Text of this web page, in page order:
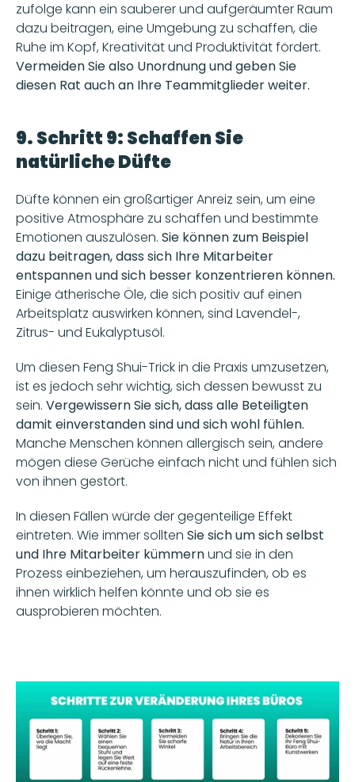
zufolge kann ein sauberer und aufgeräumter Raum
dazu beitragen, eine Umgebung zu schaffen, die
Vermeiden Sie also Unordnung und geben Sie
diesen Rat auch an Ihre Teammitglieder weiter.
9. Schritt 9: Schaffen Sie
natürliche Düfte
Düfte können ein großartiger Anreiz sein, um eine
positive Atmosphäre zu schaffen und bestimmte
Emotionen auszulösen. Sie können zum Beispiel
dazu beitragen, dass sich Ihre Mitarbeiter
Einige ätherische Öle, die sich positiv auf einen
Arbeitsplatz auswirken können, sind Lavendel-,
Zitrus- und Eukalyptusöl.
Um diesen Feng Shui-Trick in die Praxis umzusetzen,
ist es jedoch sehr wichtig, sich dessen bewusst zu
sein. Vergewissern Sie sich, dass alle Beteiligten
damit einverstanden sind und sich wohl fühlen.
Manche Menschen können allergisch sein, andere
mögen diese Gerüche einfach nicht und fühlen sich
von ihnen gestört.
In diesen Fällen würde der gegenteilige Effekt
eintreten. Wie immer sollten Sie sich um sich selbst
und Ihre Mitarbeiter kümmern und sie in den
Prozess einbeziehen, um herauszufinden, ob es
ihnen wirklich helfen könnte und ob sie es
ausprobieren möchten.